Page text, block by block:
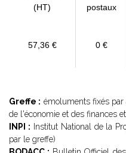
(HT)
postaux
57,36 € 0 €
Greffe : émoluments fixés par
de l'économie et des finances
INPI : Institut National de la
par le greffe)